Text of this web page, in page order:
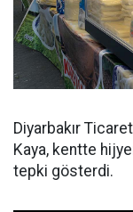
Diyarbakır
Kaya, kentte
tepki gösterdi.